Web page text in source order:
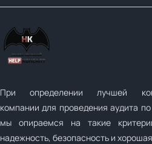
При определении лучшей
компании для проведения аудита
мы опираемся на такие
надежность, безопасность и